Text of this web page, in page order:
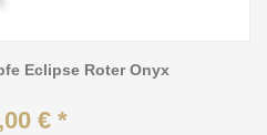
Eclipse Roter Onyx
€ *